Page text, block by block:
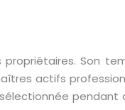
Son
actifs
pendant